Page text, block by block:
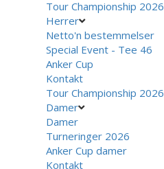
Tour Championship 2026
Herrer
Netto'n bestemmelser
Special Event - Tee 46
Anker Cup
Kontakt
Tour Championship 2026
Damer
Damer
Turneringer 2026
Anker Cup damer
Kontakt